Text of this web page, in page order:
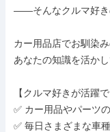
――そんなクルマ好き
カー用品店でお馴染
あなたの知識を活か
【クルマ好きが活躍
✅ カー用品やパーツ
✅ 毎日さまざまな車